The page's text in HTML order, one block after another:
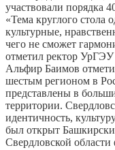
участвовали порядка
«Тема круглого стола
культурные,
чего не сможет
отметил ректор
Альфир Баимов
шестым регионом в
представлены в
территории.
идентичность,
был открыт
Свердловской